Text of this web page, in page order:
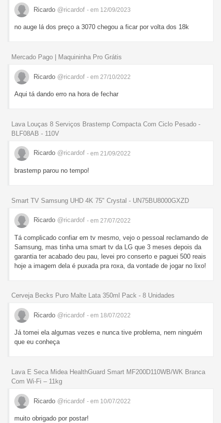
Ricardo @ricardof - em 12/09/2023
no auge lá dos preço a 3070 chegou a ficar por volta dos 18k
Mercado Pago | Maquininha Pro Grátis
Ricardo @ricardof - em 27/10/2022
Aqui tá dando erro na hora de fechar
Lava Louças 8 Serviços Brastemp Compacta Com Ciclo Pesado -
BLF08AB - 110V
Ricardo @ricardof - em 21/09/2022
brastemp parou no tempo!
Smart TV Samsung UHD 4K 75" Crystal - UN75BU8000GXZD
Ricardo @ricardof - em 27/07/2022
Tá complicado confiar em tv mesmo, vejo o pessoal reclamando de
Samsung, mas tinha uma smart tv da LG que 3 meses depois da
garantia ter acabado deu pau, levei pro conserto e paguei 500 reais
hoje a imagem dela é puxada pra roxa, da vontade de jogar no lixo!
Cerveja Becks Puro Malte Lata 350ml Pack - 8 Unidades
Ricardo @ricardof - em 18/07/2022
Já tomei ela algumas vezes e nunca tive problema, nem ninguém
que eu conheça
Lava E Seca Midea HealthGuard Smart MF200D110WB/WK Branca
Com Wi-Fi – 11kg
Ricardo @ricardof - em 10/07/2022
muito obrigado por postar!